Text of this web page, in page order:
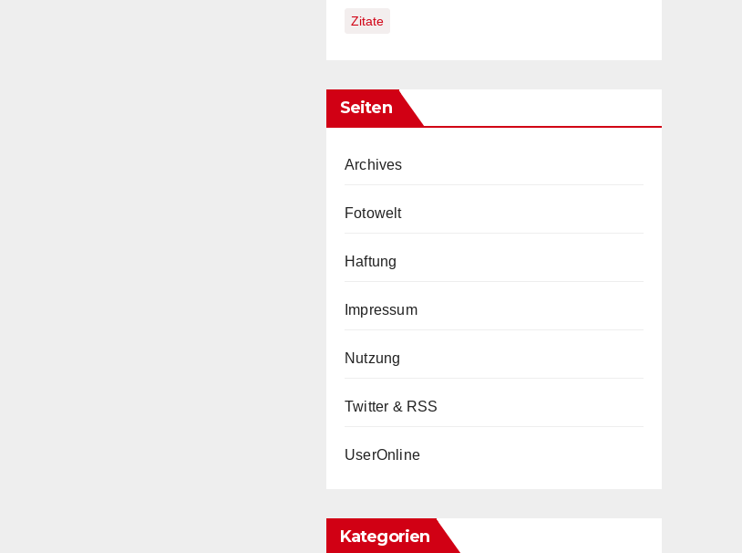
Zitate
Seiten
Archives
Fotowelt
Haftung
Impressum
Nutzung
Twitter & RSS
UserOnline
Kategorien